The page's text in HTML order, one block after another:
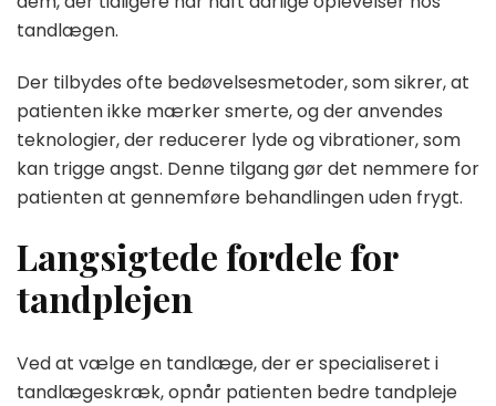
tandlægen.
Der tilbydes ofte bedøvelsesmetoder, som sikrer, at
patienten ikke mærker smerte, og der anvendes
teknologier, der reducerer lyde og vibrationer, som
kan trigge angst. Denne tilgang gør det nemmere for
patienten at gennemføre behandlingen uden frygt.
Langsigtede fordele for
tandplejen
Ved at vælge en tandlæge, der er specialiseret i
tandlægeskræk, opnår patienten bedre tandpleje